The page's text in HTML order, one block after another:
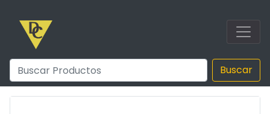
Buscar